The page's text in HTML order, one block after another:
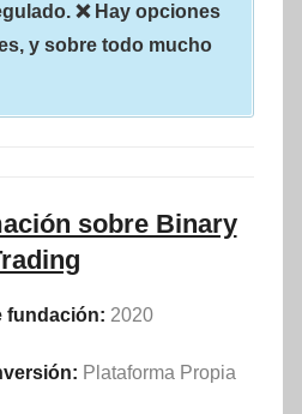
❌ Hay opciones
y sobre todo mucho
sobre Binary
fundación: 2020
Plataforma Propia